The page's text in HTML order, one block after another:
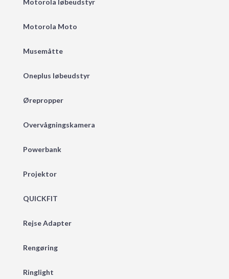
Motorola løbeudstyr
Motorola Moto
Musemåtte
Oneplus løbeudstyr
Ørepropper
Overvågningskamera
Powerbank
Projektor
QUICKFIT
Rejse Adapter
Rengøring
Ringlight